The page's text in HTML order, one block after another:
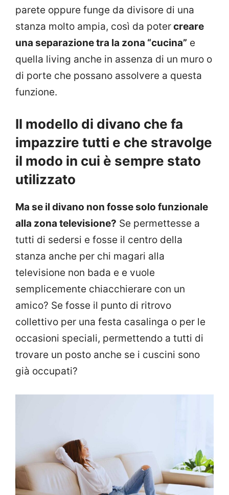
parete oppure funge da divisore di una
stanza molto ampia, così da potercreare
una separazione tra la zona “cucina” e
quella living anche in assenza di un muro o
di porte che possano assolvere a questa
funzione.
Il modello di divano che fa
impazzire tutti e che stravolge
il modo in cui è sempre stato
utilizzato
Ma se il divano non fosse solo funzionale
alla zona televisione? Se permettesse a
tutti di sedersi e fosse il centro della
stanza anche per chi magari alla
televisione non bada e e vuole
semplicemente chiacchierare con un
amico? Se fosse il punto di ritrovo
collettivo per una festa casalinga o per le
occasioni speciali, permettendo a tutti di
trovare un posto anche se i cuscini sono
già occupati?